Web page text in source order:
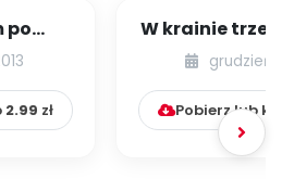
po
2.99 zł
W krainie
grudzień
Pobierz lub